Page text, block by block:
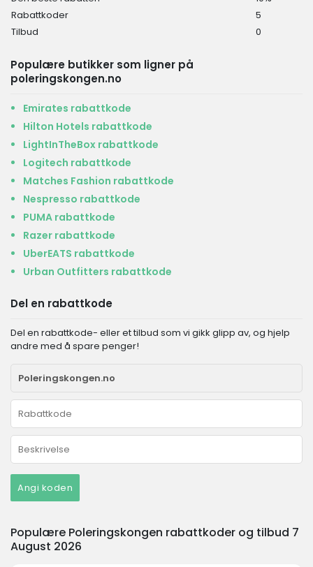
Rabattkoder
5
Tilbud
0
Populære butikker som ligner på
poleringskongen.no
Emirates rabattkode
Hilton Hotels rabattkode
LightInTheBox rabattkode
Logitech rabattkode
Matches Fashion rabattkode
Nespresso rabattkode
PUMA rabattkode
Razer rabattkode
UberEATS rabattkode
Urban Outfitters rabattkode
Del en rabattkode
Del en rabattkode- eller et tilbud som vi gikk glipp av, og hjelp
andre med å spare penger!
Angi koden
Populære Poleringskongen rabattkoder og tilbud 7
August 2026